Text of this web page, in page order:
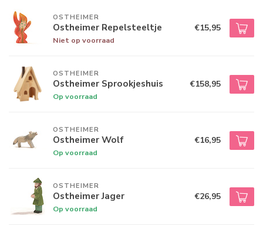
OSTHEIMER
Ostheimer Repelsteeltje
Niet op voorraad
€15,95
OSTHEIMER
Ostheimer Sprookjeshuis
Op voorraad
€158,95
OSTHEIMER
Ostheimer Wolf
Op voorraad
€16,95
OSTHEIMER
Ostheimer Jager
Op voorraad
€26,95